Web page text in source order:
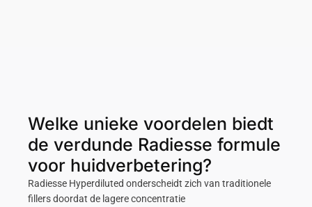
Welke unieke voordelen biedt
de verdunde Radiesse formule
voor huidverbetering?
Radiesse Hyperdiluted onderscheidt zich van traditionele
fillers doordat de lagere concentratie